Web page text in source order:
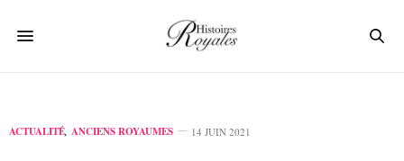
ACTUALITÉ, ANCIENS ROYAUMES 14 JUIN 2021